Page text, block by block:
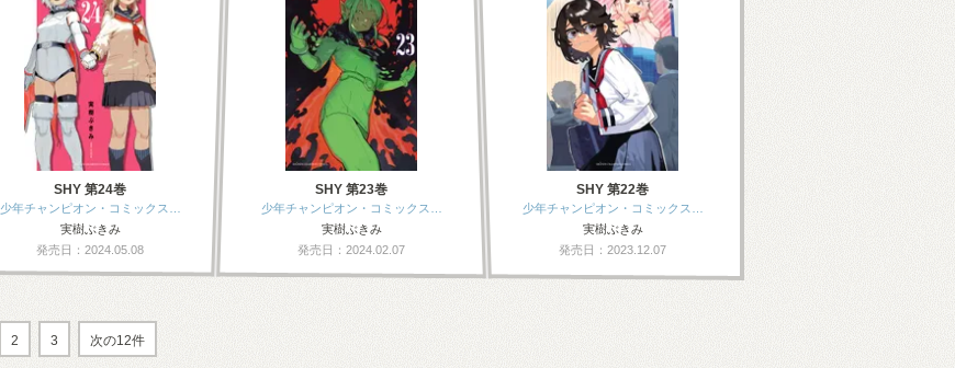
SHY 第24巻
少年チャンピオン・コミックス…
実樹ぶきみ
発売日：2024.05.08
SHY 第23巻
少年チャンピオン・コミックス…
実樹ぶきみ
発売日：2024.02.07
SHY 第22巻
少年チャンピオン・コミックス…
実樹ぶきみ
発売日：2023.12.07
2 3 次の12件